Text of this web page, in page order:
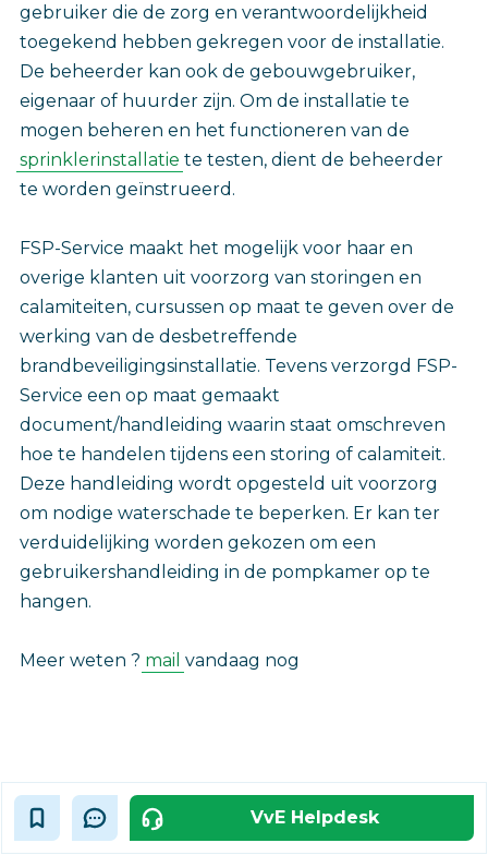
gebruiker die de zorg en verantwoordelijkheid
toegekend hebben gekregen voor de installatie.
De beheerder kan ook de gebouwgebruiker,
eigenaar of huurder zijn. Om de installatie te
mogen beheren en het functioneren van de
sprinklerinstallatie te testen, dient de beheerder
te worden geïnstrueerd.
FSP-Service maakt het mogelijk voor haar en
overige klanten uit voorzorg van storingen en
calamiteiten, cursussen op maat te geven over de
werking van de desbetreffende
brandbeveiligingsinstallatie. Tevens verzorgd FSP-
Service een op maat gemaakt
document/handleiding waarin staat omschreven
hoe te handelen tijdens een storing of calamiteit.
Deze handleiding wordt opgesteld uit voorzorg
om nodige waterschade te beperken. Er kan ter
verduidelijking worden gekozen om een
gebruikershandleiding in de pompkamer op te
hangen.
Meer weten ? mail vandaag nog
VvE Helpdesk